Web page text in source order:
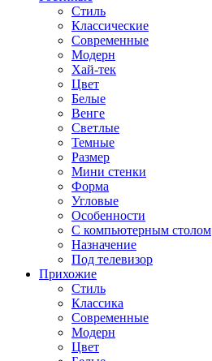
Стиль
Классические
Современные
Модерн
Хай-тек
Цвет
Белые
Венге
Светлые
Темные
Размер
Мини стенки
Форма
Угловые
Особенности
С компьютерным столом
Назначение
Под телевизор
Прихожие
Стиль
Классика
Современные
Модерн
Цвет